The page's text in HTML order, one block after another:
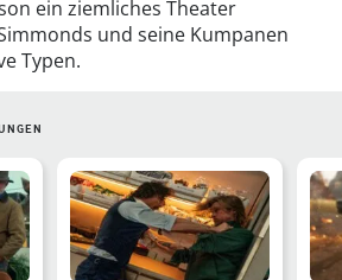
ein ziemliches Theater
und seine Kumpanen
Typen.